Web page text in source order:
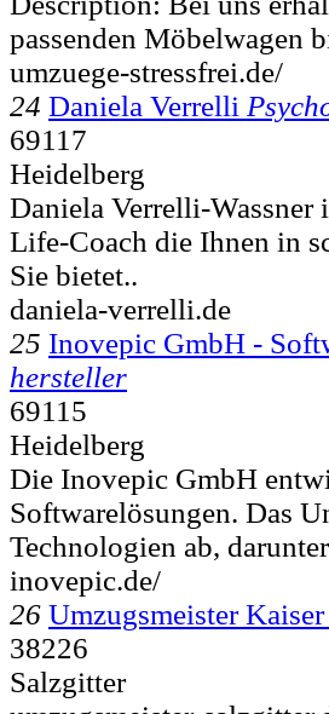
passenden Möbelwagen
umzuege-stressfrei.de/
24 Daniela Verrelli
69117
Heidelberg
Daniela Verrelli-
Life-Coach die Ihnen in
Sie bietet..
daniela-verrelli.de
25 Inovepic GmbH -
hersteller
69115
Heidelberg
Die Inovepic GmbH
Softwarelösungen. Das
Technologien ab,
inovepic.de/
26 Umzugsmeister Kaiser
38226
Salzgitter